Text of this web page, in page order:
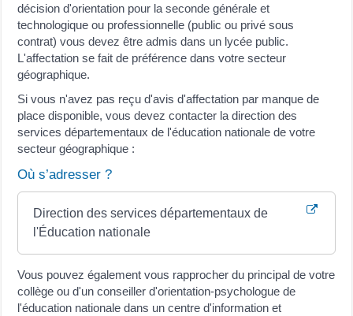
décision d'orientation pour la seconde générale et
technologique ou professionnelle (public ou privé sous
contrat) vous devez être admis dans un lycée public.
L'affectation se fait de préférence dans votre secteur
géographique.
Si vous n'avez pas reçu d'avis d'affectation par manque de
place disponible, vous devez contacter la direction des
services départementaux de l'éducation nationale de votre
secteur géographique :
Où s’adresser ?
Direction des services départementaux de
l'Éducation nationale
Vous pouvez également vous rapprocher du principal de votre
collège ou d'un conseiller d'orientation-psychologue de
l'éducation nationale dans un centre d'information et